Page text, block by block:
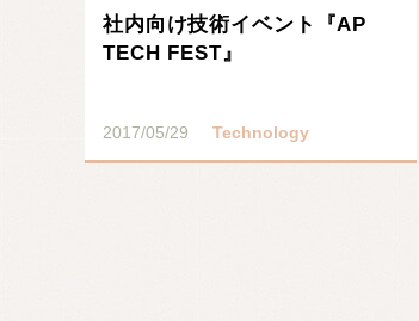
社内向け技術イベント『AP
TECH FEST』
2017/05/29 Technology